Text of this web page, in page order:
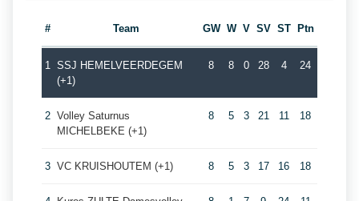
# Team GW W V SV ST Ptn
1 SSJ HEMELVEERDEGEM
(+1)
8 8 0 28 4 24
2 Volley Saturnus
MICHELBEKE (+1)
8 5 3 21 11 18
3 VC KRUISHOUTEM (+1) 8 5 3 17 16 18